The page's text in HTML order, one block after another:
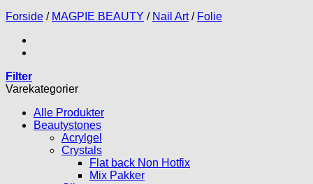
Forside / MAGPIE BEAUTY / Nail Art / Folie
Filter
Varekategorier
Alle Produkter
Beautystones
Acrylgel
Crystals
Flat back Non Hotfix
Mix Pakker